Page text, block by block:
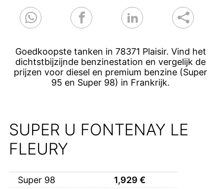
Goedkoopste tanken in 78371 Plaisir. Vind het
dichtstbijzijnde benzinestation en vergelijk de
prijzen voor diesel en premium benzine (Super
95 en Super 98) in Frankrijk.
SUPER U FONTENAY LE
FLEURY
Super 98 1,929 €